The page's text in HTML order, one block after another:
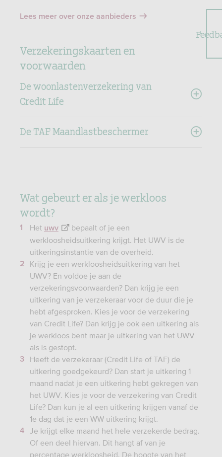
Lees meer over onze aanbieders
Verzekeringskaarten en
voorwaarden
De woonlastenverzekering van
Credit Life
De TAF Maandlastbeschermer
Wat gebeurt er als je werkloos
wordt?
Het uwv
bepaalt of je een
werkloosheidsuitkering krijgt. Het UWV is de
uitkeringsinstantie van de overheid.
Krijg je een werkloosheidsuitkering van het
UWV? En voldoe je aan de
verzekeringsvoorwaarden? Dan krijg je een
uitkering van je verzekeraar voor de duur die je
hebt afgesproken. Kies je voor de verzekering
van Credit Life? Dan krijg je ook een uitkering als
je werkloos bent maar je uitkering van het UWV
als is gestopt.
Heeft de verzekeraar (Credit Life of TAF) de
uitkering goedgekeurd? Dan start je uitkering 1
maand nadat je een uitkering hebt gekregen van
het UWV. Kies je voor de verzekering van Credit
Life? Dan kun je al een uitkering krijgen vanaf de
1e dag dat je een WW-uitkering krijgt.
Je krijgt elke maand het hele verzekerde bedrag.
Of een deel hiervan. Dit hangt af van je
percentage werkloosheid. De hoogte van het